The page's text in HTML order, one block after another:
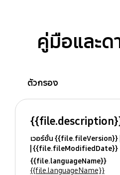
คู่มือและด
ตัวกรอง
เวอร์ชั่น {{file.fileVersion}}
{{file.fileModifiedDate}}
{{file.languageName}}
{{file.languageName}}